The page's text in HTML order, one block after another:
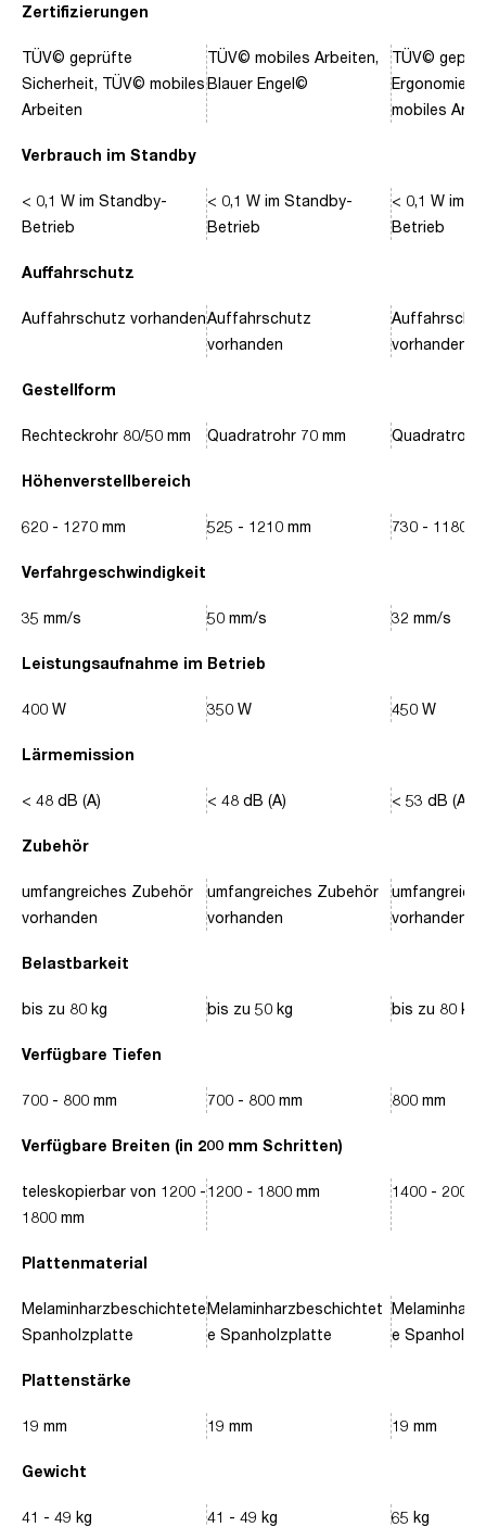
Zertifizierungen
Verbrauch im Standby
Auffahrschutz
Gestellform
Höhenverstellbereich
Verfahrgeschwindigkeit
Leistungsaufnahme im Betrieb
Lärmemission
Zubehör
Belastbarkeit
Verfügbare Tiefen
Verfügbare Breiten (in 200 mm Schritten)
Plattenmaterial
Plattenstärke
Gewicht
TÜV© geprüfte
Sicherheit, TÜV© mobiles
Arbeiten
< 0,1 W im Standby-
Betrieb
Auffahrschutz vorhanden
Rechteckrohr 80/50 mm
620 - 1270 mm
35 mm/s
400 W
< 48 dB (A)
umfangreiches Zubehör
vorhanden
bis zu 80 kg
700 - 800 mm
teleskopierbar von 1200 -
1800 mm
Melaminharzbeschichtete
Spanholzplatte
19 mm
41 - 49 kg
TÜV© mobiles Arbeiten,
Blauer Engel©
< 0,1 W im Standby-
Betrieb
Auffahrschutz
vorhanden
Quadratrohr 70 mm
525 - 1210 mm
50 mm/s
350 W
< 48 dB (A)
umfangreiches Zubehör
vorhanden
bis zu 50 kg
700 - 800 mm
1200 - 1800 mm
Melaminharzbeschichtet
e Spanholzplatte
19 mm
41 - 49 kg
TÜV©
Ergonomie,
mobiles
< 0,1 W im
Betrieb
vorhanden
Quadratrohr
730 - 1180
32 mm/s
450 W
< 53 dB (A)
vorhanden
bis zu 80 kg
800 mm
1400 - 2000
e
19 mm
65 kg